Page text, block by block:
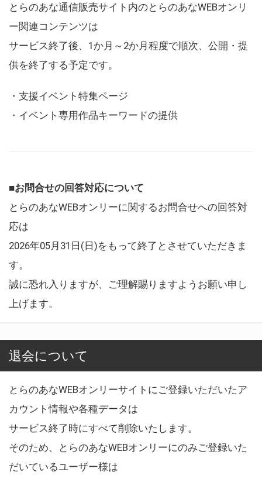
とらのあな通信販売サイト内のとらのあなWEBオンリ
ー関連コンテンツは
サービス終了後、1か月～2か月程度で順次、公開・提
供を終了する予定です。
・支援イベント特集ページ
・イベント専用作品キーワードの提供
■お問合せの回答対応について
とらのあなWEBオンリーに関するお問合せへの回答対
応は
2026年05月31日(日)をもって終了とさせていただきま
す。
誠に恐れ入りますが、ご理解賜りますようお願い申し
上げます。
退会について
とらのあなWEBオンリーサイトにご登録いただいたア
カウント情報や各種データは
サービス終了時にすべて削除いたします。
そのため、とらのあなWEBオンリーにのみご登録いた
だいているユーザー様は